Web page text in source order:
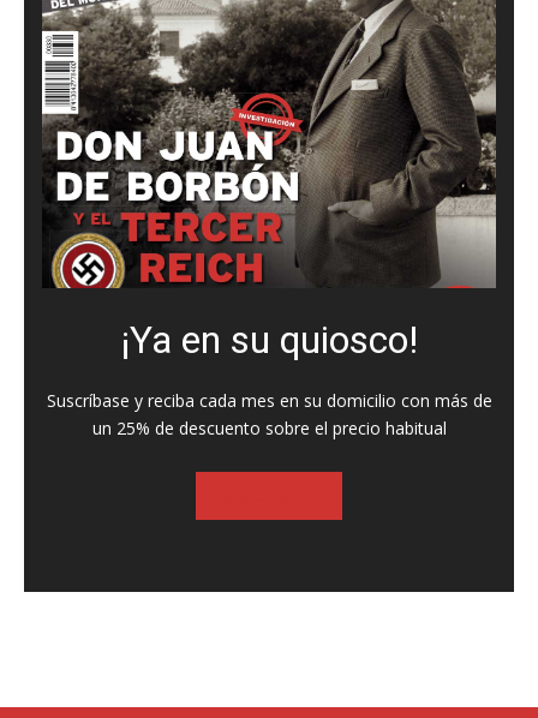
¡Ya en su quiosco!
Suscríbase y reciba cada mes en su domicilio con más de
un 25% de descuento sobre el precio habitual